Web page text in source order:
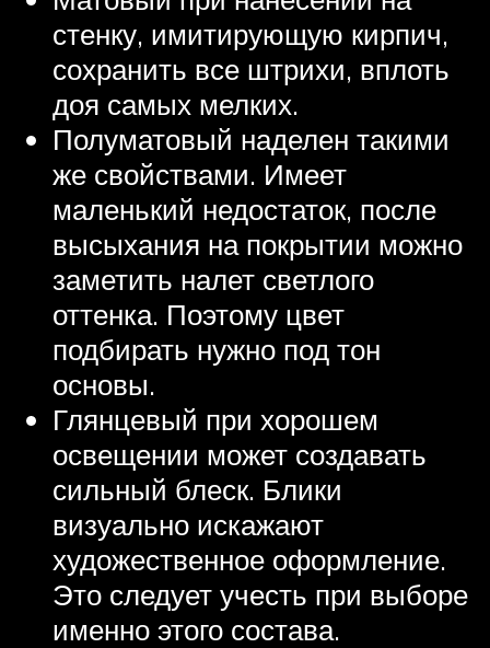
стенку, имитирующую кирпич,
сохранить все штрихи, вплоть
доя самых мелких.
Полуматовый наделен такими
же свойствами. Имеет
маленький недостаток, после
высыхания на покрытии можно
заметить налет светлого
оттенка. Поэтому цвет
подбирать нужно под тон
основы.
Глянцевый при хорошем
освещении может создавать
сильный блеск. Блики
визуально искажают
художественное оформление.
Это следует учесть при выборе
именно этого состава.